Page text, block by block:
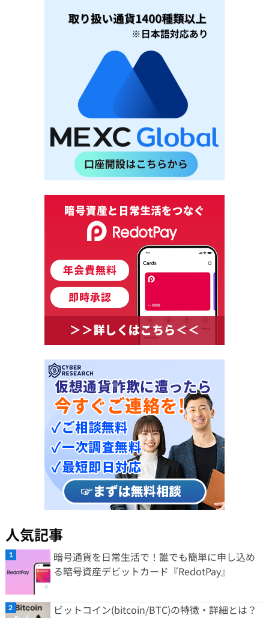
人気記事
暗号通貨を日常生活で！誰でも簡単に申し込め
る暗号資産デビットカード『RedotPay』
ビットコイン(bitcoin/BTC)の特徴・詳細とは？